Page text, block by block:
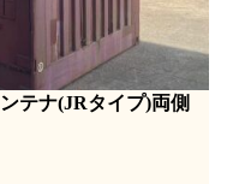
テナ(JRタイプ)両側